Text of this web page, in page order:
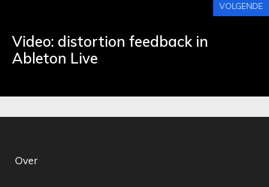
VOLGENDE
Video: distortion feedback in
Ableton Live
Over